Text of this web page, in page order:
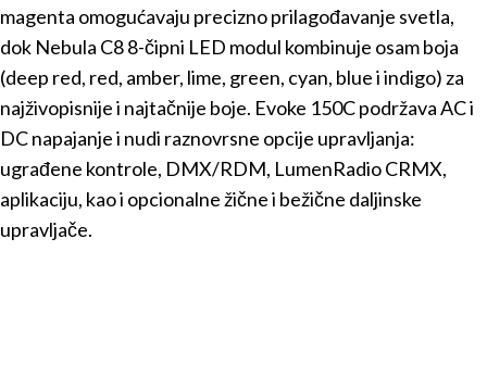
magenta omogućavaju precizno prilagođavanje svetla,
dok Nebula C8 8-čipni LED modul kombinuje osam boja
(deep red, red, amber, lime, green, cyan, blue i indigo) za
najživopisnije i najtačnije boje. Evoke 150C podržava AC i
DC napajanje i nudi raznovrsne opcije upravljanja:
ugrađene kontrole, DMX/RDM, LumenRadio CRMX,
aplikaciju, kao i opcionalne žične i bežične daljinske
upravljače.